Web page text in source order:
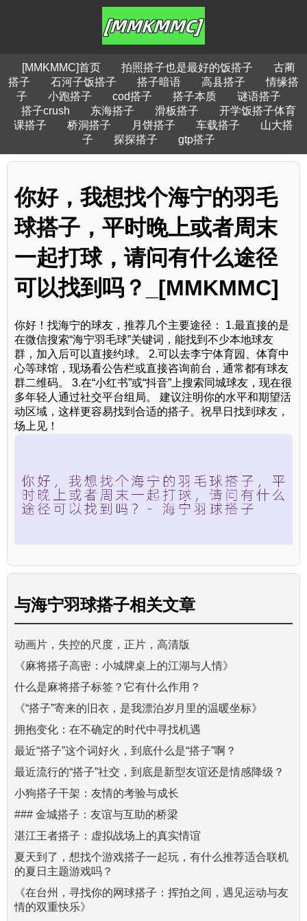
[MMKMMC]首页 拍照搭子也是最好的饭搭子
古蔺
搭子
石河子饭搭子 搭子暗语 高县搭子
情缘搭
子
小跑搭子 cod搭子 搭子本质
谜语搭子
搭子crush
东海搭子 滑板搭子
开学饭搭子体育
课搭子
桥洞搭子 月饼搭子 车载搭子
山大搭
子
探探搭子 gtp搭子
你好，我想找个海宁的羽毛
球搭子，平时晚上或者周末
一起打球，请问有什么途径
可以找到吗？_[MMKMMC]
你好！找海宁的球友，推荐几个主要途径： 1.最直接的是
在微信搜索“海宁羽毛球”关键词，能找到不少本地球友
群，加入后可以直接约球。 2.可以去李宁体育园、体育中
心等球馆，现场看公告栏或直接咨询前台，通常都有球友
群二维码。 3.在“小红书”或“抖音”上搜索同城球友，现在很
多年轻人通过社交平台组局。 建议注明你的水平和期望活
动区域，这样更容易找到合适的搭子。祝早日找到球友，
场上见！
与海宁羽球搭子相关文章
动画片，失控的尺度，正片，高清版
《麻将搭子高密：小城牌桌上的江湖与人情》
什么是麻将搭子标签？它有什么作用？
《“搭子”寄来的旧衣，是我漂泊岁月里的温暖坐标》
拥抱变化：在不确定的时代中寻找机遇
最近“搭子”这个词好火，到底什么是“搭子”啊？
最近流行的“搭子”社交，到底是新型友谊还是情感降级？
小狗搭子干架：友情的考验与成长
### 金城搭子：友谊与互助的桥梁
湛江王者搭子：虚拟战场上的真实情谊
夏天到了，想找个游戏搭子一起玩，有什么推荐适合联机
的夏日主题游戏吗？
《在台州，寻找你的网球搭子：挥拍之间，遇见运动与友
情的双重快乐》